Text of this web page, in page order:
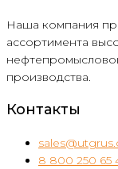
Наша компания
ассортимента
производства.
Контакты
8 800 250 65